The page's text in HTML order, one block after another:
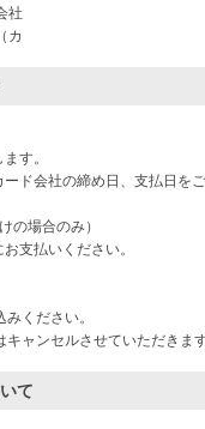
社
カ
す。
ド会社の締め日、支払日をご
の場合のみ）
支払いください。
ください。
ャンセルさせていただきます
て